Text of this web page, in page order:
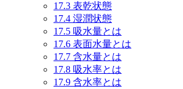
17.3 表乾状態
17.4 湿潤状態
17.5 吸水量とは
17.6 表面水量とは
17.7 含水量とは
17.8 吸水率とは
17.9 含水率とは